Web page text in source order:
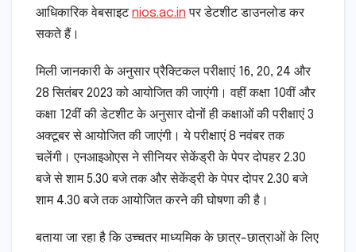
आधिकारिक वेबसाइटnios.ac.in पर डेटशीट डाउनलोड कर
सकते हैं।
मिली जानकारी के अनुसार प्रैक्टिकल परीक्षाएं 16, 20, 24 और
28 सितंबर 2023 को आयोजित की जाएंगी। वहीं कक्षा 10वीं और
कक्षा 12वीं की डेटशीट के अनुसार दोनों ही कक्षाओं की परीक्षाएं 3
अक्टूबर से आयोजित की जाएंगी। ये परीक्षाएं 8 नवंबर तक
चलेंगी। एनआइओएस ने सीनियर सेकेंड्री के पेपर दोपहर 2.30
बजे से शाम 5.30 बजे तक और सेकेंड्री के पेपर दोपर 2.30 बजे
शाम 4.30 बजे तक आयोजित करने की घोषणा की है।
बताया जा रहा है कि उच्चतर माध्यमिक के छात्र-छात्राओं के लिए